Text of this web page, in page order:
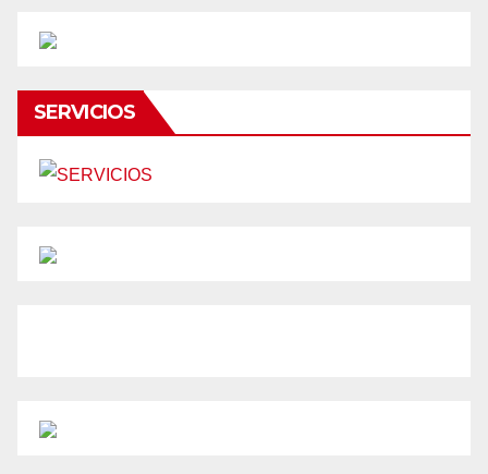
SERVICIOS